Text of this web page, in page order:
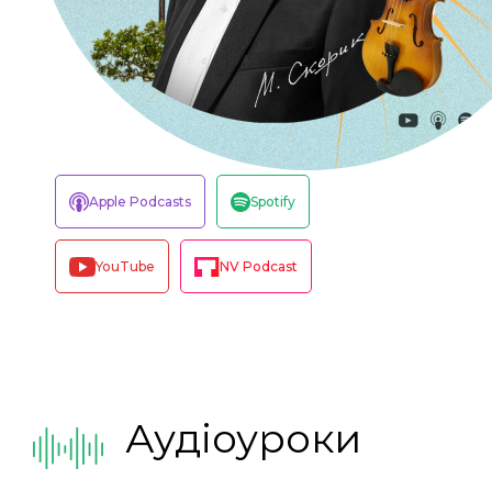
Apple Podcasts Spotify
YouTube NV Podcast
Аудіоуроки